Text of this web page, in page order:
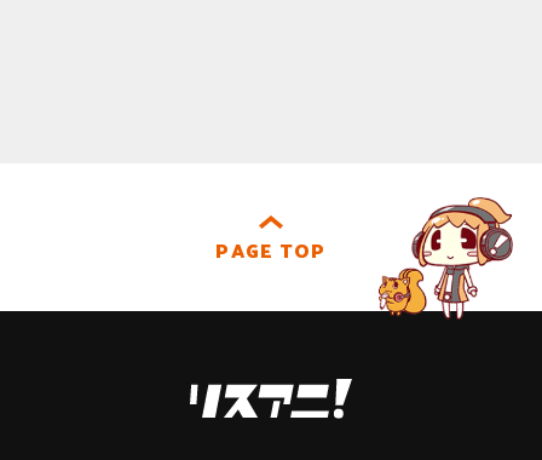
PAGE TOP